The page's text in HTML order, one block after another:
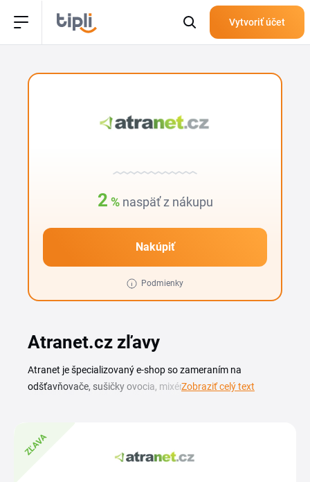
Vytvoriť účet
2 % naspäť z nákupu
Nakúpiť
Podmienky
Atranet.cz zľavy
Atranet je špecializovaný e-shop so zameraním na
odšťavňovače, sušičky ovocia, mixéry a ďalšie prístroje pre
cenu, či už si dopĺňate kuchynskú výbavu, alebo
prechádzate na nutričnejší jedálny lístok. Na tejto stránke
Zobraziť celý text
ZĽAVA